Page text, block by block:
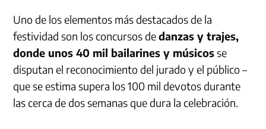
Uno de los elementos más destacados de la
festividad son los concursos dedanzas y trajes,
donde unos 40 mil bailarines y músicosse
disputan el reconocimiento del jurado y el público –
que se estima supera los 100 mil devotos durante
las cerca de dos semanas que dura la celebración.